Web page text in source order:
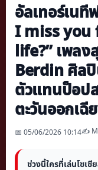
อัลเทอร์เน
I miss you
life?” เพลง
Berdin ศิล
ตัวแทนป็อปส
ตะวันออกเฉี
📅 05/06/2026 10:14✍️
ช่วงนี้ใครที่เล่นโซเ